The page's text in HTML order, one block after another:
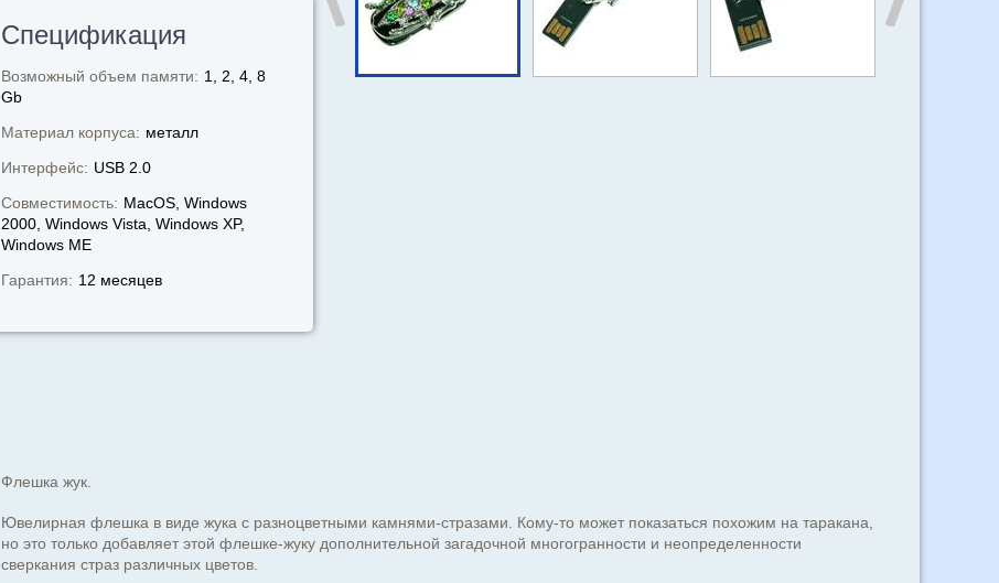
Спецификация
Возможный объем памяти: 1, 2, 4, 8
Gb
Материал корпуса: металл
Интерфейс: USB 2.0
Совместимость: MacOS, Windows
2000, Windows Vista, Windows XP,
Windows МЕ
Гарантия: 12 месяцев
Флешка жук.
Ювелирная флешка в виде жука с разноцветными камнями-стразами. Кому-то может показаться похожим на таракана,
но это только добавляет этой флешке-жуку дополнительной загадочной многогранности и неопределенности
сверкания страз различных цветов.